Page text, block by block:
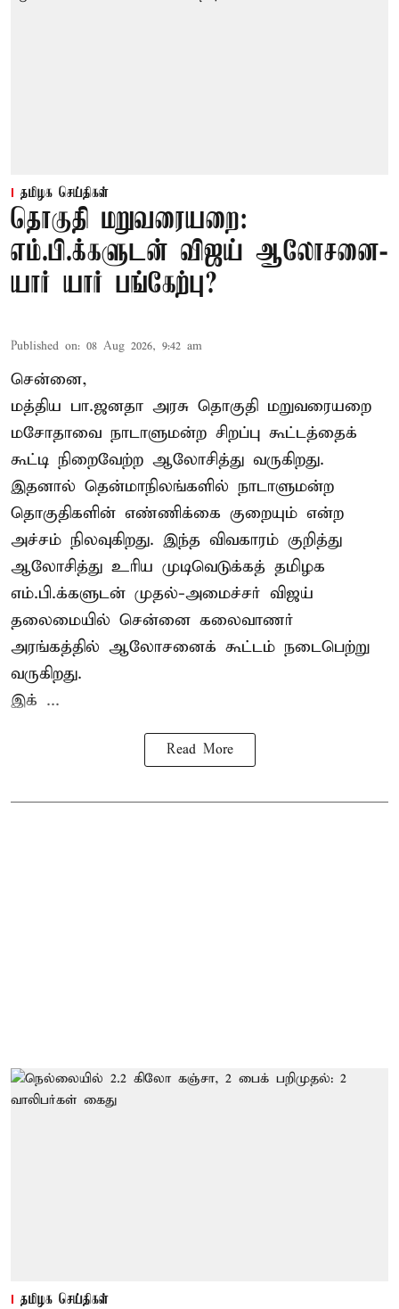
தமிழக செய்திகள்
தொகுதி மறுவரையறை:
எம்.பி.க்களுடன் விஜய் ஆலோசனை-
யார் யார் பங்கேற்பு?
Published on: 08 Aug 2026, 9:42 am
சென்னை,
மத்திய பா.ஜனதா அரசு தொகுதி மறுவரையறை
மசோதாவை நாடாளுமன்ற சிறப்பு கூட்டத்தைக்
கூட்டி நிறைவேற்ற ஆலோசித்து வருகிறது.
இதனால் தென்மாநிலங்களில் நாடாளுமன்ற
தொகுதிகளின் எண்ணிக்கை குறையும் என்ற
அச்சம் நிலவுகிறது. இந்த விவகாரம் குறித்து
ஆலோசித்து உரிய முடிவெடுக்கத் தமிழக
எம்.பி.க்களுடன் முதல்-அமைச்சர் விஜய்
தலைமையில் சென்னை கலைவாணர்
அரங்கத்தில் ஆலோசனைக் கூட்டம் நடைபெற்று
வருகிறது.
இக் ...
Read More
தமிழக செய்திகள்